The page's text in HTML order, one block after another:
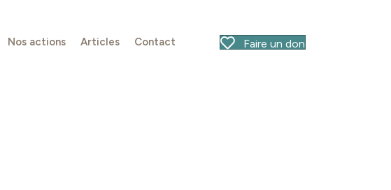
Nos actions Articles Contact Faire un don